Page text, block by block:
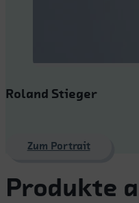
Roland Stieger
Zum Portrait
Produkte